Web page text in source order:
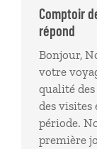
fin septembre.
Comptoir
répond
Bonjour,
votre
qualité
des visites
période.
première